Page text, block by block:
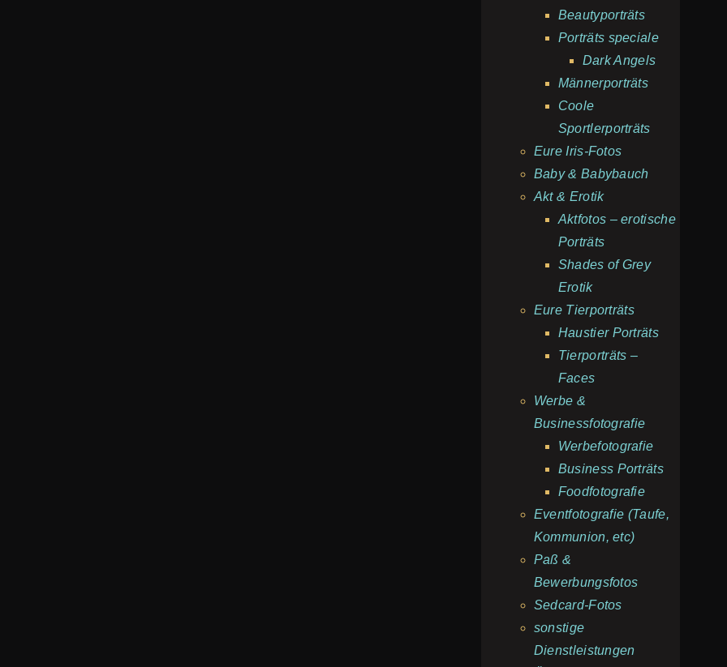
Beautyporträts
Porträts speciale
Dark Angels
Männerporträts
Coole
Sportlerporträts
Eure Iris-Fotos
Baby & Babybauch
Akt & Erotik
Aktfotos – erotische
Porträts
Shades of Grey
Erotik
Eure Tierporträts
Haustier Porträts
Tierporträts –
Faces
Werbe &
Businessfotografie
Werbefotografie
Business Porträts
Foodfotografie
Eventfotografie (Taufe,
Kommunion, etc)
Paß &
Bewerbungsfotos
Sedcard-Fotos
sonstige
Dienstleistungen